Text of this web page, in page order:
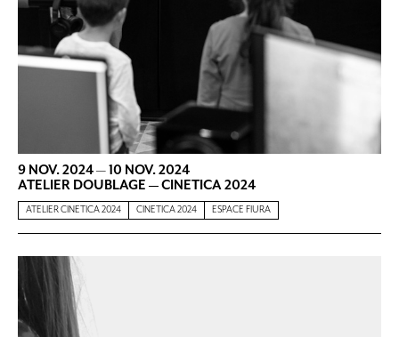
9 NOV. 2024—10 NOV. 2024
ATELIER DOUBLAGE — CINETICA 2024
ATELIER CINETICA 2024 CINETICA 2024 ESPACE FIURA